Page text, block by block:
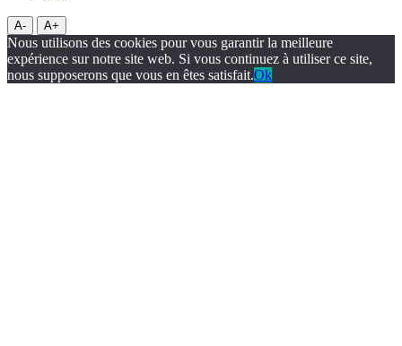
A- A+
Nous utilisons des cookies pour vous garantir la meilleure
expérience sur notre site web. Si vous continuez à utiliser ce site,
nous supposerons que vous en êtes satisfait.Ok